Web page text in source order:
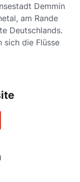
Demmin
am Rande
Deutschlands.
sich die Flüsse